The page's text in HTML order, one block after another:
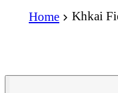
Home Khkai